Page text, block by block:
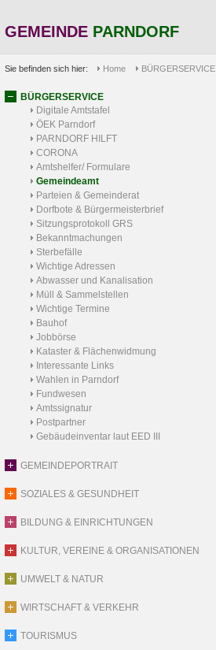
GEMEINDE PARNDORF
Sie befinden sich hier: Home BÜRGERSERVICE
BÜRGERSERVICE
Digitale Amtstafel
ÖEK Parndorf
PARNDORF HILFT
CORONA
Amtshelfer/ Formulare
Gemeindeamt
Parteien & Gemeinderat
Dorfbote & Bürgermeisterbrief
Sitzungsprotokoll GRS
Bekanntmachungen
Sterbefälle
Wichtige Adressen
Abwasser und Kanalisation
Müll & Sammelstellen
Wichtige Termine
Bauhof
Jobbörse
Kataster & Flächenwidmung
Interessante Links
Wahlen in Parndorf
Fundwesen
Amtssignatur
Postpartner
Gebäudeinventar laut EED III
GEMEINDEPORTRAIT
SOZIALES & GESUNDHEIT
BILDUNG & EINRICHTUNGEN
KULTUR, VEREINE & ORGANISATIONEN
UMWELT & NATUR
WIRTSCHAFT & VERKEHR
TOURISMUS